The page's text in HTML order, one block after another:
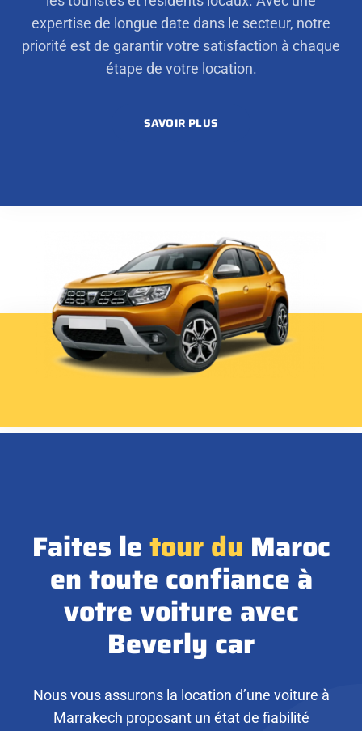
expertise de longue date dans le secteur, notre
priorité est de garantir votre satisfaction à chaque
étape de votre location.
SAVOIR PLUS
Faites letourdu Maroc
en toute confiance à
votre voiture avec
Beverly car
Nous vous assurons la location d’une voiture à
Marrakech proposant un état de fiabilité